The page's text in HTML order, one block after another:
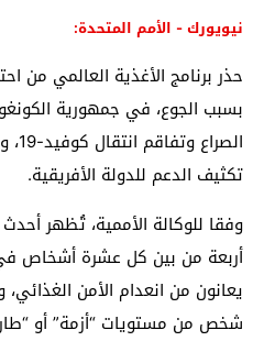
نيويورك - الأمم المتحدة:
حذر برنامج الأغذية العالمي من
بسبب الجوع، في جمهورية
تكثيف الدعم للدولة الأفريقية.
وفقا للوكالة الأممية، تُظهر أحدث
أربعة من بين كل عشرة أشخاص في
شخص من مستويات “أزمة” أو